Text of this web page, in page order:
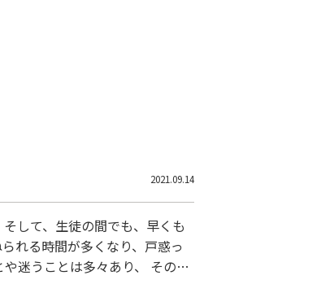
2021.09.14
して、生徒の間でも、早くも
れる時間が多くなり、戸惑っ
迷うことは多々あり、 その中